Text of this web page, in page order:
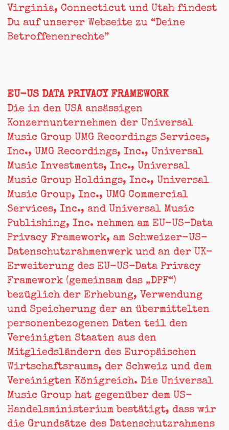
Virginia, Connecticut und Utah findest
Du auf unserer Webseite zu “Deine
Betroffenenrechte”
EU-US DATA PRIVACY FRAMEWORK
Die in den USA ansässigen
Konzernunternehmen der Universal
Music Group UMG Recordings Services,
Inc., UMG Recordings, Inc., Universal
Music Investments, Inc., Universal
Music Group Holdings, Inc., Universal
Music Group, Inc., UMG Commercial
Services, Inc., and Universal Music
Publishing, Inc. nehmen am EU-US-Data
Privacy Framework, am Schweizer-US-
Datenschutzrahmenwerk und an der UK-
Erweiterung des EU-US-Data Privacy
Framework (gemeinsam das „DPF“)
bezüglich der Erhebung, Verwendung
und Speicherung der an übermittelten
personenbezogenen Daten teil den
Vereinigten Staaten aus den
Mitgliedsländern des Europäischen
Wirtschaftsraums, der Schweiz und dem
Vereinigten Königreich. Die Universal
Music Group hat gegenüber dem US-
Handelsministerium bestätigt, dass wir
die Grundsätze des Datenschutzrahmens